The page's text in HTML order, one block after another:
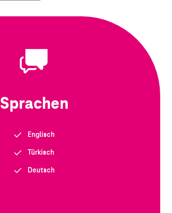
Sprachen
Englisch
Türkisch
Deutsch